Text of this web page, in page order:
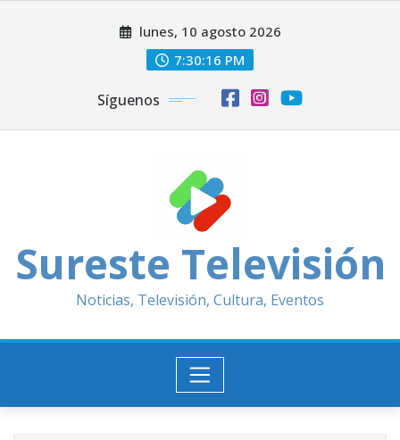
lunes, 10 agosto 2026
7:30:17 PM
Síguenos
Sureste Televisión
Noticias, Televisión, Cultura, Eventos